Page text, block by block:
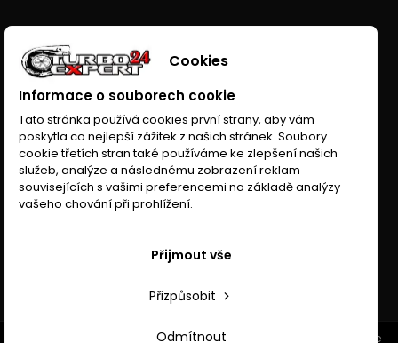
© Copyright 2026 Turboexpert24.cz. All Rights Reserved. Wykonanie
Cookies
Informace o souborech cookie
Tato stránka používá cookies první strany, aby vám
poskytla co nejlepší zážitek z našich stránek. Soubory
cookie třetích stran také používáme ke zlepšení našich
služeb, analýze a následnému zobrazení reklam
souvisejících s vašimi preferencemi na základě analýzy
vašeho chování při prohlížení.
Odmítnout
Přizpůsobit
Přijmout vše